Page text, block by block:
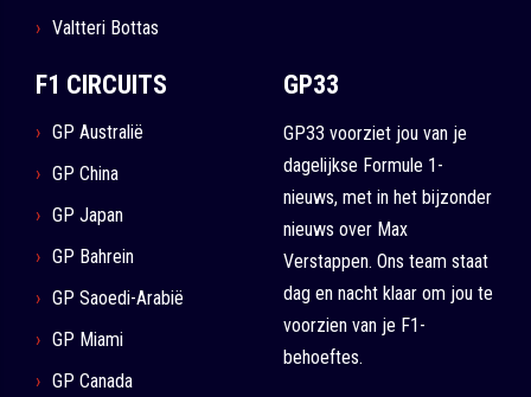
Valtteri Bottas
F1 CIRCUITS
GP Australië
GP China
GP Japan
GP Bahrein
GP Saoedi-Arabië
GP Miami
GP Canada
GP33
GP33 voorziet jou van je
dagelijkse Formule 1-
nieuws, met in het bijzonder
nieuws over Max
Verstappen. Ons team staat
dag en nacht klaar om jou te
voorzien van je F1-
behoeftes.